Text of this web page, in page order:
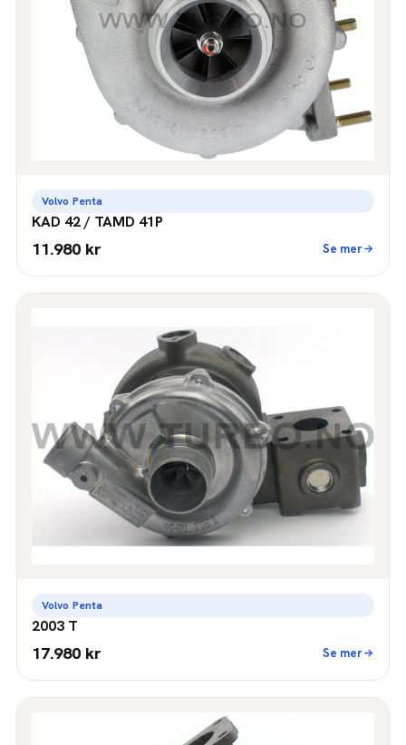
Volvo Penta
KAD 42 / TAMD 41P
11.980 kr Se mer
Volvo Penta
2003 T
17.980 kr Se mer